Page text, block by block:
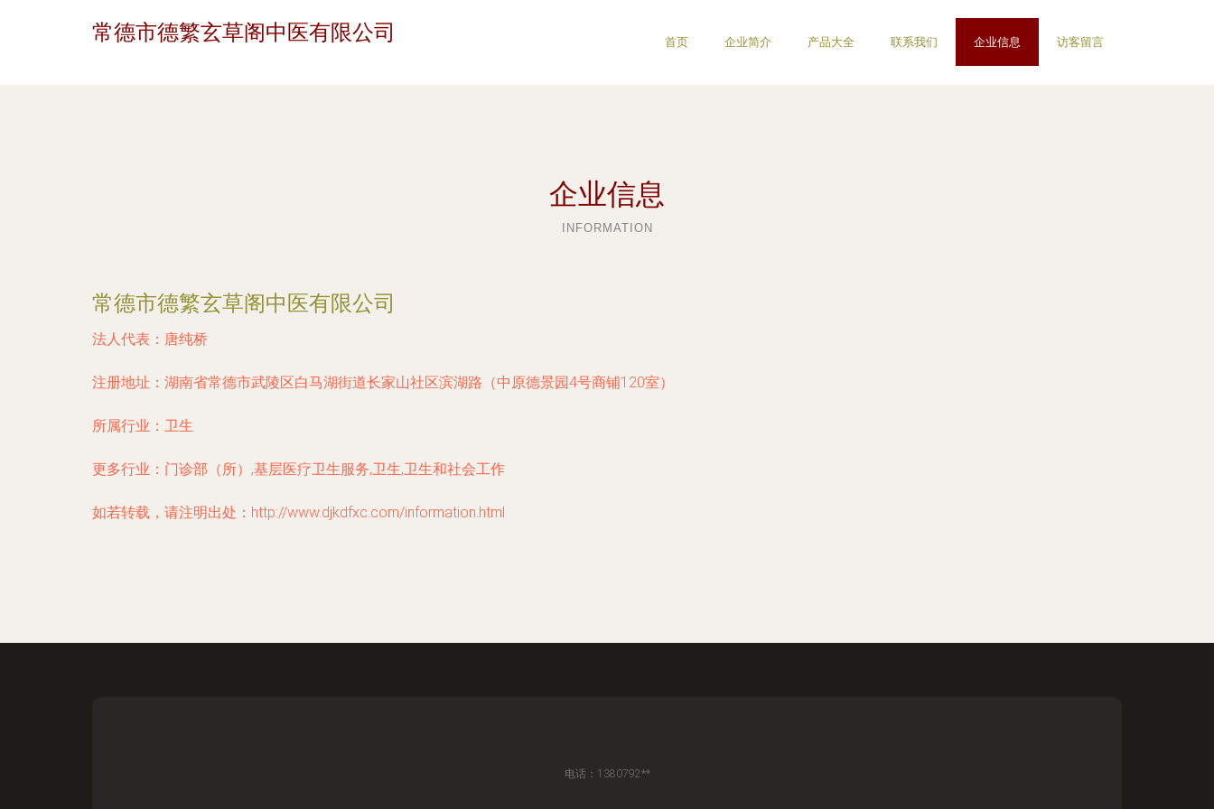
常德市德繁玄草阁中医有限公司 首页 企业简介 产品大全 联系我们 企业信息 访客留言
企业信息
INFORMATION
常德市德繁玄草阁中医有限公司
法人代表： 唐纯桥
注册地址： 湖南省常德市武陵区白马湖街道长家山社区滨湖路（中原德景园4号商铺120室）
所属行业： 卫生
更多行业： 门诊部（所）,基层医疗卫生服务,卫生,卫生和社会工作
如若转载，请注明出处：http://www.djkdfxc.com/information.html
电话：1380792**